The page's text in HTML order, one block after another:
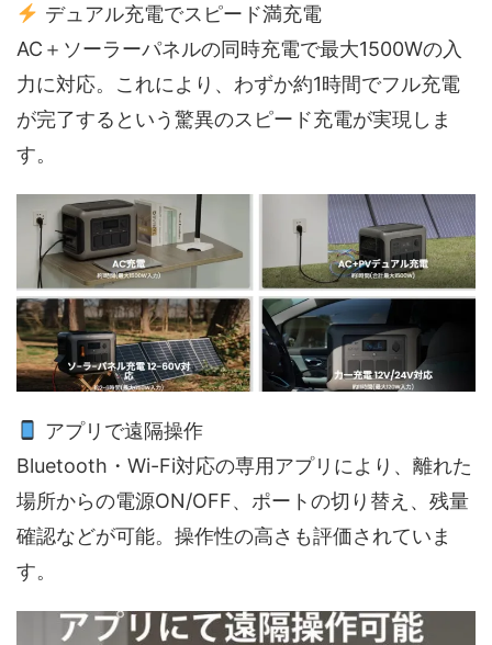
デュアル充電でスピード満充電
AC＋ソーラーパネルの同時充電で最大1500Wの入
力に対応。これにより、わずか約1時間でフル充電
が完了するという驚異のスピード充電が実現しま
す。
アプリで遠隔操作
Bluetooth・Wi-Fi対応の専用アプリにより、離れた
場所からの電源ON/OFF、ポートの切り替え、残量
確認などが可能。操作性の高さも評価されていま
す。